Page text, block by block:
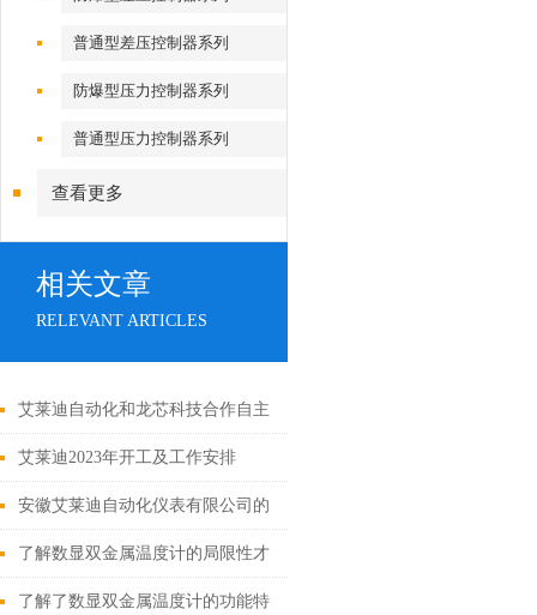
普通型差压控制器系列
防爆型压力控制器系列
普通型压力控制器系列
查看更多
相关文章
RELEVANT ARTICLES
艾莱迪自动化和龙芯科技合作自主
创新突破国际技术“卡脖子“
艾莱迪2023年开工及工作安排
安徽艾莱迪自动化仪表有限公司的
液位计种类及用途
了解数显双金属温度计的局限性才
能更好的使用它
了解了数显双金属温度计的功能特